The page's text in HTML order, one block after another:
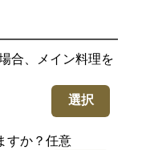
合、メイン料理を
選択
すか？ 任意